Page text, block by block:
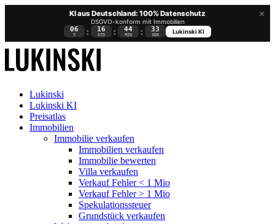
×
KI aus Deutschland: 100% Datenschutz
DSGVO-konform mit Immobilien
06
T : 16
STD : 44
MIN : 32
SEK
Lukinski KI
Lukinski
Lukinski KI
Preisatlas
Immobilien
Immobilie verkaufen
Immobilien verkaufen
Immobilie bewerten
Villa verkaufen
Verkauf Fehler < 1 Mio
Verkauf Fehler > 1 Mio
Spekulationssteuer
Grundstück verkaufen